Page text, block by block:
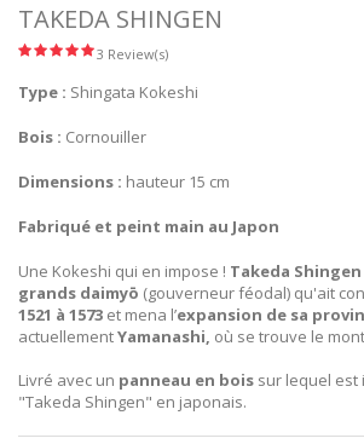
TAKEDA SHINGEN
3 Review(s)
Type : Shingata Kokeshi
Bois : Cornouiller
Dimensions : hauteur 15 cm
Fabriqué et peint main au Japon
Une Kokeshi qui en impose ! Takeda Shingen
grands daimyō (gouverneur féodal) qu'ait
1521 à 1573 et mena l’expansion de sa
actuellementYamanashi, où se trouve le
Livré avec un panneau en bois sur lequel est
"Takeda Shingen" en japonais.